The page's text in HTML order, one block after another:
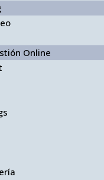
Online